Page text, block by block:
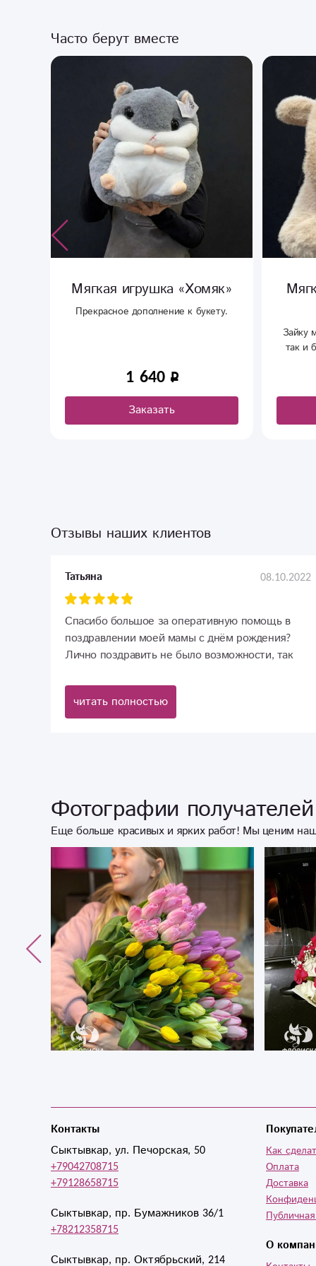
Часто берут вместе
игрушка «Хомяк»
дополнение к букету.
Мягкая игрушка
Зайку можно подарить как
так и близкому человеку.
Отзывы наших клиентов
Татьяна 08.10.2022
Спасибо большое за оперативную помощь в
поздравлении моей мамы с днём рождения?
Лично поздравить не было возможности, так
растрогана до слез, говорит, что ей ещё никогда
в жизни не делали подобные сюрпризы
читать полностью
Фотографии
Еще больше красивых и ярких работ! Мы ценим
Контакты
Сыктывкар, ул. Печорская, 50
+79042708715
+79128658715
Сыктывкар, пр. Бумажников 36/1
+78212358715
Сыктывкар, пр. Октябрьский, 214
Как
Оплата
Доставка
О